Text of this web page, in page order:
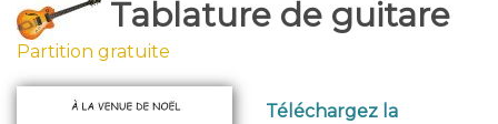
Tablature de guitare
Partition gratuite
Téléchargez la